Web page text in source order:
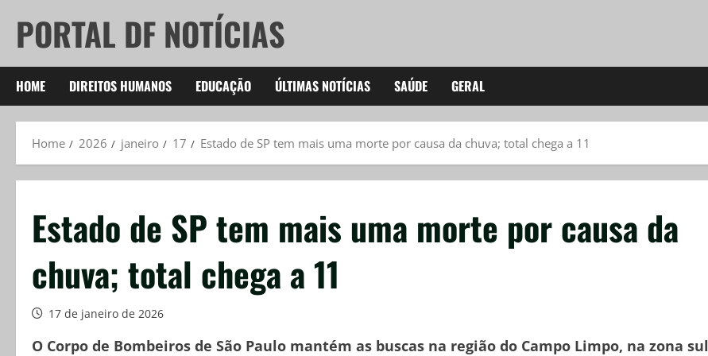
content
PORTAL DF NOTÍCIAS
HOME DIREITOS HUMANOS EDUCAÇÃO ÚLTIMAS NOTÍCIAS SAÚDE GERAL
Home 2026 janeiro 17 Estado de SP tem mais uma morte por causa da chuva; total chega a 11
Estado de SP tem mais uma morte por causa da
chuva; total chega a 11
17 de janeiro de 2026
O Corpo de Bombeiros de São Paulo mantém as buscas na região do Campo Limpo, na zona sul